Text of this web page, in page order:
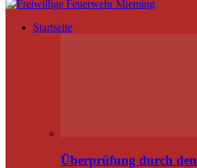
Startseite
Überprüfung durch den